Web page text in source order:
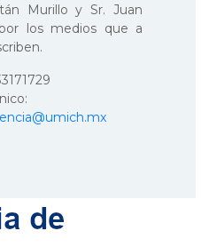
Murillo y Sr. Juan
los medios que a